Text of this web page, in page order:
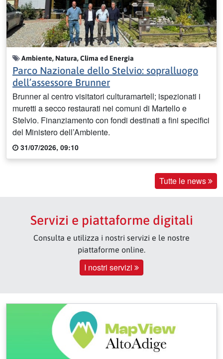
Ambiente, Natura, Clima ed Energia
Parco Nazionale dello Stelvio: sopralluogo
dell’assessore Brunner
Brunner al centro visitatori culturamartell; ispezionati i
muretti a secco restaurati nei comuni di Martello e
Stelvio. Finanziamento con fondi destinati a fini specifici
del Ministero dell’Ambiente.
31/07/2026, 09:10
Tutte le news
Servizi e piattaforme digitali
Consulta e utilizza i nostri servizi e le nostre
piattaforme online.
I nostri servizi